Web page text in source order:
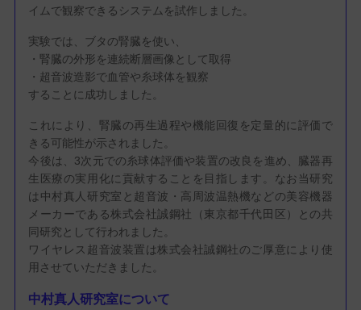
イムで観察できるシステムを試作しました。
実験では、ブタの腎臓を使い、
・腎臓の外形を連続断層画像として取得
・超音波造影で血管や糸球体を観察
することに成功しました。
これにより、腎臓の再生過程や機能回復を定量的に評価で
きる可能性が示されました。
今後は、3次元での糸球体評価や装置の改良を進め、臓器再
生医療の実用化に貢献することを目指します。なお当研究
は中村真人研究室と超音波・高周波温熱機などの美容機器
メーカーである株式会社誠鋼社（東京都千代田区）との共
同研究として行われました。
ワイヤレス超音波装置は株式会社誠鋼社のご厚意により使
用させていただきました。
中村真人研究室について